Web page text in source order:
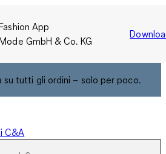
App
GmbH & Co. KG
su tutti gli ordini – solo per poco.
C&A